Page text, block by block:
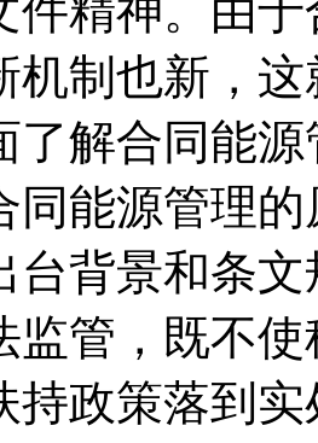
件精神。由
机制也新，
了解合同能
同能源管理
台背景和条
监管，既不
持政策落到实